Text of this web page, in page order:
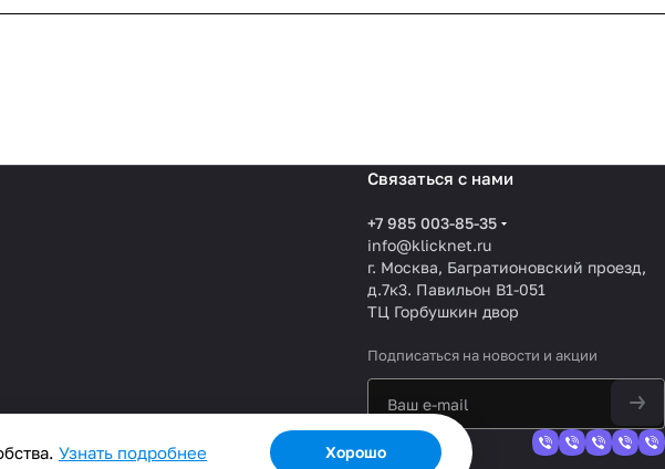
Связаться с нами
+7 985 003-85-35
info@klicknet.ru
г. Москва, Багратионовский проезд,
д.7к3. Павильон B1-051
ТЦ Горбушкин двор
Подписаться на новости и акции
Узнать подробнее Хорошо